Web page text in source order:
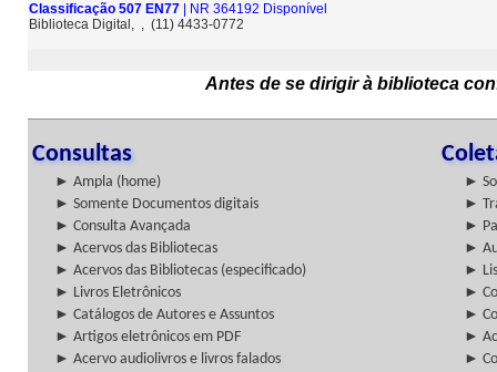
Classificação 507 EN77 | NR 364192 Disponível
Biblioteca Digital, , (11) 4433-0772
Antes de se dirigir à biblioteca
Consultas
► Ampla (home)
►
► Somente Documentos digitais
►
► Consulta Avançada
►
► Acervos das Bibliotecas
►
► Acervos das Bibliotecas (especificado)
►
► Livros Eletrônicos
►
► Catálogos de Autores e Assuntos
►
► Artigos eletrônicos em PDF
►
► Acervo audiolivros e livros falados
►